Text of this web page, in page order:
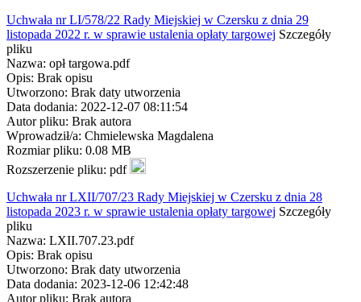
Uchwała nr LI/578/22 Rady Miejskiej w Czersku z dnia 29
listopada 2022 r. w sprawie ustalenia opłaty targowej Szczegóły
pliku
Nazwa: opł targowa.pdf
Opis: Brak opisu
Utworzono: Brak daty utworzenia
Data dodania: 2022-12-07 08:11:54
Autor pliku: Brak autora
Wprowadził/a: Chmielewska Magdalena
Rozmiar pliku: 0.08 MB
Rozszerzenie pliku: pdf
Uchwała nr LXII/707/23 Rady Miejskiej w Czersku z dnia 28
listopada 2023 r. w sprawie ustalenia opłaty targowej Szczegóły
pliku
Nazwa: LXII.707.23.pdf
Opis: Brak opisu
Utworzono: Brak daty utworzenia
Data dodania: 2023-12-06 12:42:48
Autor pliku: Brak autora